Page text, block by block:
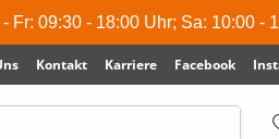
- Fr: 09:30 - 18:00 Uhr; Sa: 10:00 -
Kontakt Karriere Facebook